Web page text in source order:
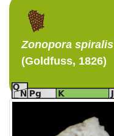
Zonopora spiralis
(Goldfuss, 1826)